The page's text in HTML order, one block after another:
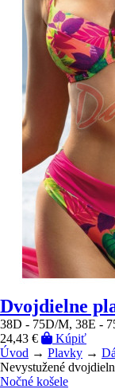
Dvojdielne
38D - 75D/M, 38E -
24,43 €
Kúpiť
Úvod → Plavky →
Nevystužené
Nočné košele